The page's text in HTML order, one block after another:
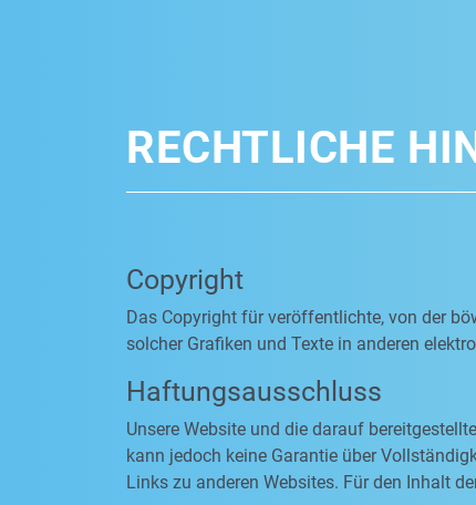
RECHTLICHE
Copyright
Das Copyright für veröffentlichte, von der
solcher Grafiken und Texte in anderen
Haftungsausschluss
Unsere Website und die darauf
kann jedoch keine Garantie über
Links zu anderen Websites. Für den Inhalt